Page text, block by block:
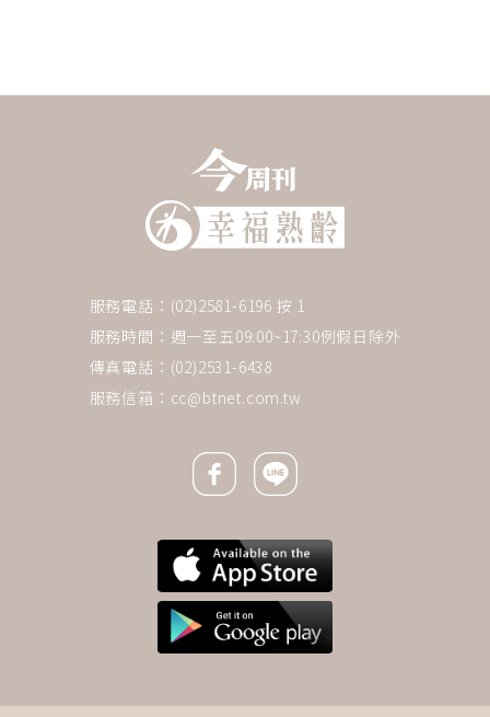
服務電話：(02)2581-6196 按 1
服務時間：週一至五09:00~17:30例假日除外
傳真電話：(02)2531-6438
服務信箱： cc@btnet.com.tw
Facebook icon
Line icon